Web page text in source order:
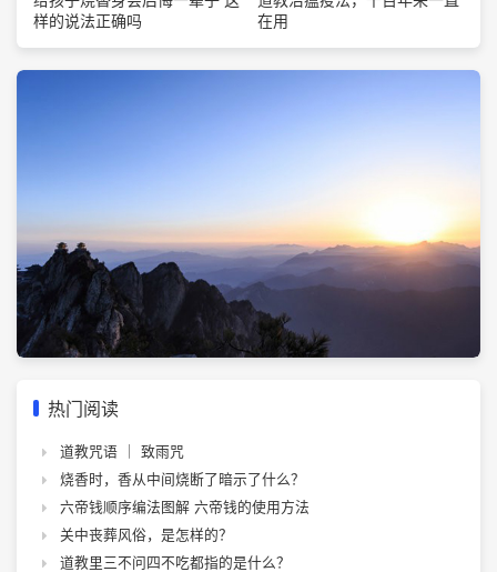
样的说法正确吗
在用
热门阅读
道教咒语 ｜ 致雨咒
烧香时，香从中间烧断了暗示了什么？
六帝钱顺序编法图解 六帝钱的使用方法
关中丧葬风俗，是怎样的？
道教里三不问四不吃都指的是什么？